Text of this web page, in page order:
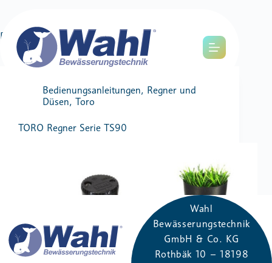
DateikategorieToro
Bedienungsanleitungen, Regner und
Düsen, Toro
TORO Regner Serie TS90
Wahl
Bewässerungstechnik
GmbH & Co. KG
Rothbäk​ 10 – 181​98